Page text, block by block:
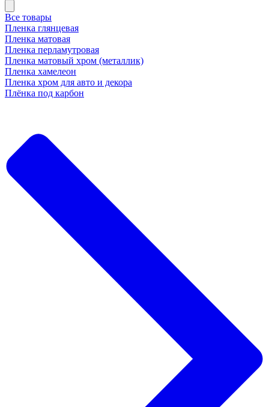
Все товары
Пленка глянцевая
Пленка матовая
Пленка перламутровая
Пленка матовый хром (металлик)
Пленка хамелеон
Пленка хром для авто и декора
Плёнка под карбон